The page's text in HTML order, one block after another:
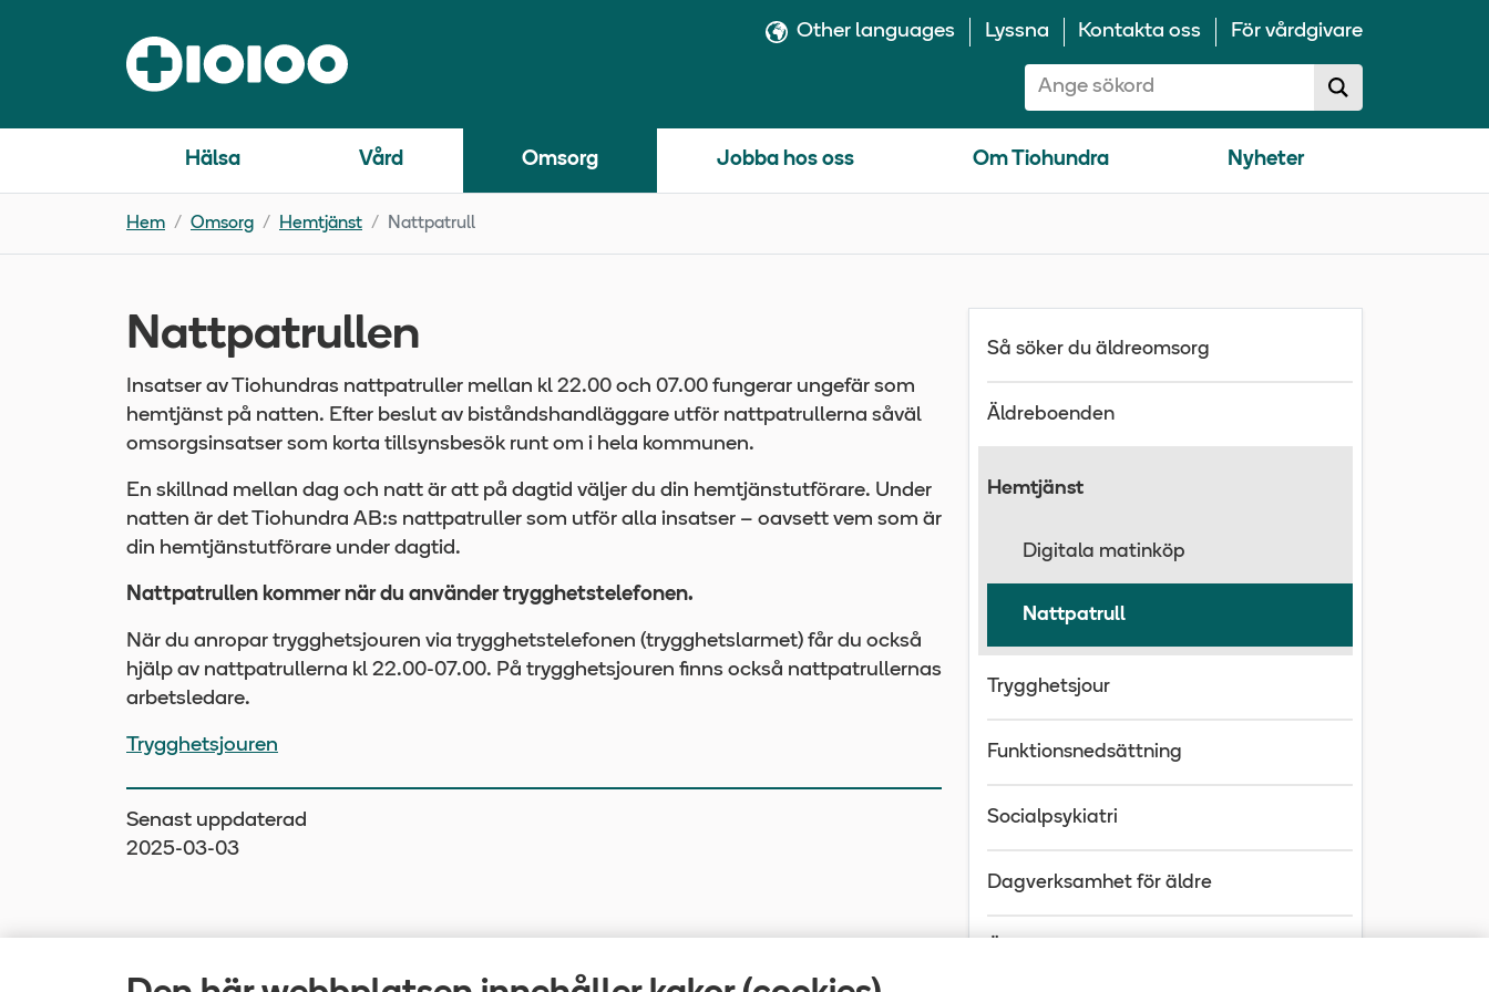
Other languages Lyssna Kontakta oss För vårdgivare
Sök på 10100:
sökförslag
Sök
Hälsa Vård Omsorg Jobba hos oss Om Tiohundra Nyheter
Hem Omsorg Hemtjänst Nattpatrull
Nattpatrullen
Insatser av Tiohundras nattpatruller mellan kl 22.00 och 07.00 fungerar ungefär som
hemtjänst på natten. Efter beslut av biståndshandläggare utför nattpatrullerna såväl
omsorgsinsatser som korta tillsynsbesök runt om i hela kommunen.
En skillnad mellan dag och natt är att på dagtid väljer du din hemtjänstutförare. Under
natten är det Tiohundra AB:s nattpatruller som utför alla insatser – oavsett vem som är
din hemtjänstutförare under dagtid.
Nattpatrullen kommer när du använder trygghetstelefonen.
När du anropar trygghetsjouren via trygghetstelefonen (trygghetslarmet) får du också
hjälp av nattpatrullerna kl 22.00-07.00. På trygghetsjouren finns också nattpatrullernas
arbetsledare.
Trygghetsjouren
Senast uppdaterad
2025-03-03
Så söker du äldreomsorg
Äldreboenden
Hemtjänst
Digitala matinköp
Nattpatrull
Trygghetsjour
Funktionsnedsättning
Socialpsykiatri
Dagverksamhet för äldre